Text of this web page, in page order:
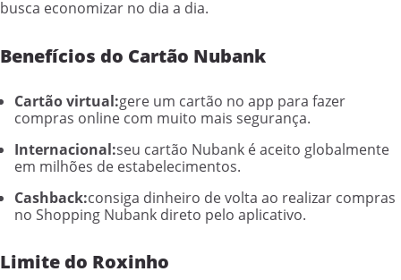
busca economizar no dia a dia.
Benefícios do Cartão Nubank
Cartão virtual:gere um cartão no app para fazer
compras online com muito mais segurança.
Internacional:seu cartão Nubank é aceito globalmente
em milhões de estabelecimentos.
Cashback:consiga dinheiro de volta ao realizar compras
no Shopping Nubank direto pelo aplicativo.
Limite do Roxinho